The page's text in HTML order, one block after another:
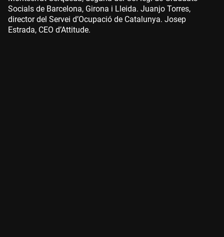
Socials de Barcelona, Girona i Lleida. Juanjo Torres,
director del Servei d’Ocupació de Catalunya. Josep
Estrada, CEO d’Attitude.